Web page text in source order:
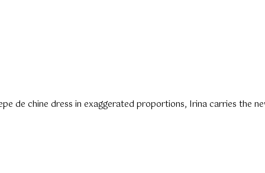
de chine dress in exaggerated proportions, Irina carries the